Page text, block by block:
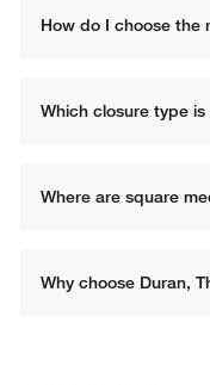
How do I choose the
Which closure type
Where are square
Why choose Duran,